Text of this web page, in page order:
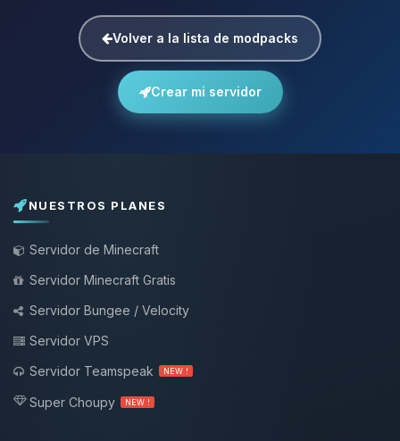
Volver a la lista de modpacks
Crear mi servidor
NUESTROS PLANES
Servidor de Minecraft
Servidor Minecraft Gratis
Servidor Bungee / Velocity
Servidor VPS
Servidor Teamspeak
NEW !
Super Choupy NEW !